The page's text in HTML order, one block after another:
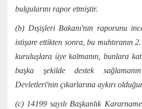
bulgularını rapor etmiştir.
(b) Dışişleri Bakanı'nın raporunu
istişare ettikten sonra, bu muhtıranın
kuruluşlara üye kalmanın, bunlara
başka şekilde destek
Devletleri'nin çıkarlarına aykırı
(c) 14199 sayılı Başkanlık